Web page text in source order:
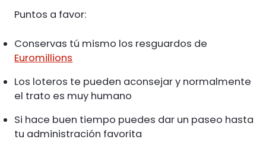
Puntos a favor:
Conservas tú mismo los resguardos de
Euromillions
Los loteros te pueden aconsejar y normalmente
el trato es muy humano
Si hace buen tiempo puedes dar un paseo hasta
tu administración favorita